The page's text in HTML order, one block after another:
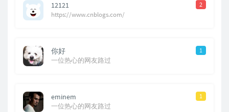
2
12121
https://www.cnblogs.com/
1
你好
一位热心的网友路过
1
eminem
一位热心的网友路过